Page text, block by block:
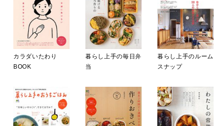
カラダいたわり
BOOK
暮らし上手の毎日弁
当
暮らし上手のルーム
スナップ